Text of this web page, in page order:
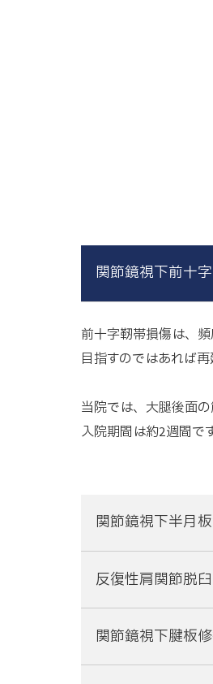
関節鏡視下前十
前十字靭帯損傷は、
目指すのではあれば
当院では、大腿後面
入院期間は約2週間で
関節鏡視下半月
反復性肩関節脱
関節鏡視下腱板